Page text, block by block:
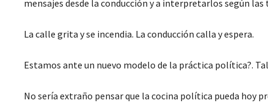
mensajes desde la conducción y a interpretarlos según
La calle grita y se incendia. La conducción calla y espera.
Estamos ante un nuevo modelo de la práctica política?.
No sería extraño pensar que la cocina política pueda hoy